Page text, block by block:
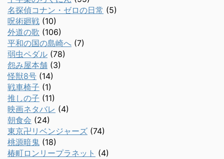
名探偵コナン・ゼロの日常 (5)
呪術廻戦 (10)
外道の歌 (106)
平和の国の島崎へ (7)
弱虫ペダル (78)
怨み屋本舗 (3)
怪獣8号 (14)
戦車椅子 (1)
推しの子 (11)
映画ネタバレ (4)
朝食会 (24)
東京卍リベンジャーズ (74)
桃源暗鬼 (18)
椿町ロンリープラネット (4)